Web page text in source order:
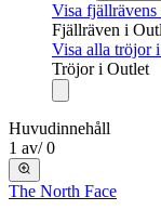
Visa
Fjällräven i
Visa alla tröjor
Tröjor i Outlet
Huvudinnehåll
1 av/ 0
The North Face